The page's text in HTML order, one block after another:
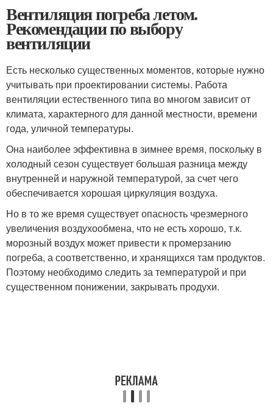
Вентиляция погреба летом.
Рекомендации по выбору
вентиляции
Есть несколько существенных моментов, которые нужно
учитывать при проектировании системы. Работа
вентиляции естественного типа во многом зависит от
климата, характерного для данной местности, времени
года, уличной температуры.
Она наиболее эффективна в зимнее время, поскольку в
холодный сезон существует большая разница между
внутренней и наружной температурой, за счет чего
обеспечивается хорошая циркуляция воздуха.
Но в то же время существует опасность чрезмерного
увеличения воздухообмена, что не есть хорошо, т.к.
морозный воздух может привести к промерзанию
погреба, а соответственно, и хранящихся там продуктов.
Поэтому необходимо следить за температурой и при
существенном понижении, закрывать продухи.